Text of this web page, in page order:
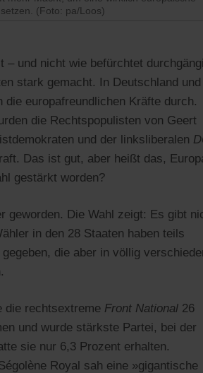
(Foto: pa/Loos)
– und nicht wie befürchtet
stark gemacht. In Deutschland und
die europafreundlichen Kräfte durch.
die Rechtspopulisten von Geert
und der linksliberalen
Das ist gut, aber heißt das,
gestärkt worden?
geworden. Die Wahl zeigt: Es gibt
in den 28 Staaten haben teils
die aber in völlig
die rechtsextreme Front National 26
und wurde stärkste Partei, bei der
sie nur 6,3 Prozent erhalten.
Royal sah eine »gigantische